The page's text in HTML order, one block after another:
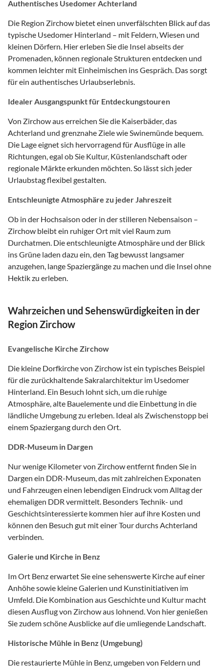
Authentisches Usedomer Achterland
Die Region Zirchow bietet einen unverfälschten Blick auf das
typische Usedomer Hinterland – mit Feldern, Wiesen und
kleinen Dörfern. Hier erleben Sie die Insel abseits der
Promenaden, können regionale Strukturen entdecken und
kommen leichter mit Einheimischen ins Gespräch. Das sorgt
für ein authentisches Urlaubserlebnis.
Idealer Ausgangspunkt für Entdeckungstouren
Von Zirchow aus erreichen Sie die Kaiserbäder, das
Achterland und grenznahe Ziele wie Swinemünde bequem.
Die Lage eignet sich hervorragend für Ausflüge in alle
Richtungen, egal ob Sie Kultur, Küstenlandschaft oder
regionale Märkte erkunden möchten. So lässt sich jeder
Urlaubstag flexibel gestalten.
Entschleunigte Atmosphäre zu jeder Jahreszeit
Ob in der Hochsaison oder in der stilleren Nebensaison –
Zirchow bleibt ein ruhiger Ort mit viel Raum zum
Durchatmen. Die entschleunigte Atmosphäre und der Blick
ins Grüne laden dazu ein, den Tag bewusst langsamer
anzugehen, lange Spaziergänge zu machen und die Insel ohne
Hektik zu erleben.
Wahrzeichen und Sehenswürdigkeiten in der
Region Zirchow
Evangelische Kirche Zirchow
Die kleine Dorfkirche von Zirchow ist ein typisches Beispiel
für die zurückhaltende Sakralarchitektur im Usedomer
Hinterland. Ein Besuch lohnt sich, um die ruhige
Atmosphäre, alte Bauelemente und die Einbettung in die
ländliche Umgebung zu erleben. Ideal als Zwischenstopp bei
einem Spaziergang durch den Ort.
DDR-Museum in Dargen
Nur wenige Kilometer von Zirchow entfernt finden Sie in
Dargen ein DDR-Museum, das mit zahlreichen Exponaten
und Fahrzeugen einen lebendigen Eindruck vom Alltag der
ehemaligen DDR vermittelt. Besonders Technik- und
Geschichtsinteressierte kommen hier auf ihre Kosten und
können den Besuch gut mit einer Tour durchs Achterland
verbinden.
Galerie und Kirche in Benz
Im Ort Benz erwartet Sie eine sehenswerte Kirche auf einer
Anhöhe sowie kleine Galerien und Kunstinitiativen im
Umfeld. Die Kombination aus Geschichte und Kultur macht
diesen Ausflug von Zirchow aus lohnend. Von hier genießen
Sie zudem schöne Ausblicke auf die umliegende Landschaft.
Historische Mühle in Benz (Umgebung)
Die restaurierte Mühle in Benz, umgeben von Feldern und